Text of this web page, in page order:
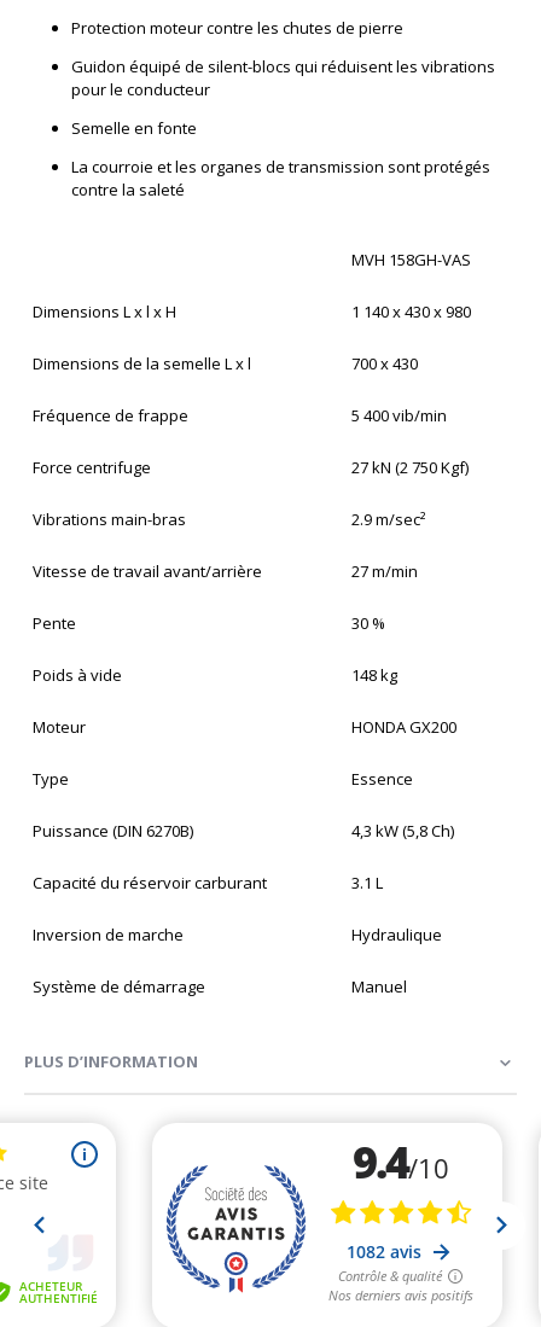
Protection moteur contre les chutes de pierre
Guidon équipé de silent-blocs qui réduisent les vibrations
pour le conducteur
Semelle en fonte
La courroie et les organes de transmission sont protégés
contre la saleté
MVH 158GH-VAS
Dimensions L x l x H 1 140 x 430 x 980
Dimensions de la semelle L x l 700 x 430
Fréquence de frappe 5 400 vib/min
Force centrifuge 27 kN (2 750 Kgf)
Vibrations main-bras 2.9 m/sec²
Vitesse de travail avant/arrière 27 m/min
Pente 30 %
Poids à vide 148 kg
Moteur HONDA GX200
Type Essence
Puissance (DIN 6270B) 4,3 kW (5,8 Ch)
Capacité du réservoir carburant 3.1 L
Inversion de marche Hydraulique
Système de démarrage Manuel
PLUS D’INFORMATION